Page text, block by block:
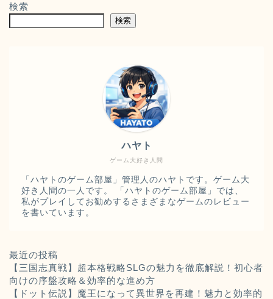
検索
検索
ゲーム大好き人間
ハヤト
「ハヤトのゲーム部屋」管理人のハヤトです。ゲーム大
好き人間の一人です。 「ハヤトのゲーム部屋」では、
私がプレイしてお勧めするさまざまなゲームのレビュー
を書いています。
最近の投稿
【三国志真戦】超本格戦略SLGの魅力を徹底解説！初心者
向けの序盤攻略＆効率的な進め方
【ドット伝説】魔王になって異世界を再建！魅力と効率的